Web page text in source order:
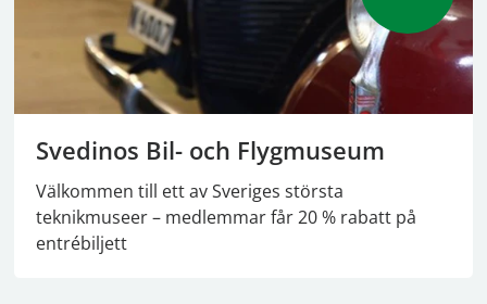
Svedinos Bil- och Flygmuseum
Välkommen till ett av Sveriges största
teknikmuseer – medlemmar får 20 % rabatt på
entrébiljett